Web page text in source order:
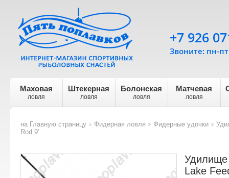
Маховая
ловля
Штекерная
ловля
Болонская
ловля
Матчевая
ловля
+7 926
Звоните: пн-
на Главную страницу
Фидерная ловля
Фидерные удочки
Rod 9'
Удилище
Lake